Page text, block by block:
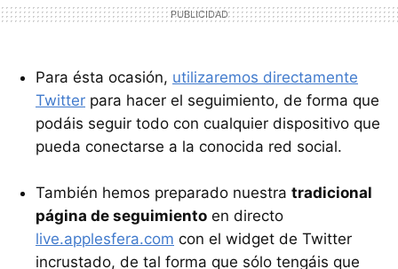
Para ésta ocasión, utilizaremos directamente
Twitter para hacer el seguimiento, de forma que
podáis seguir todo con cualquier dispositivo que
pueda conectarse a la conocida red social.
También hemos preparado nuestra tradicional
página de seguimiento en directo
live.applesfera.com con el widget de Twitter
incrustado, de tal forma que sólo tengáis que